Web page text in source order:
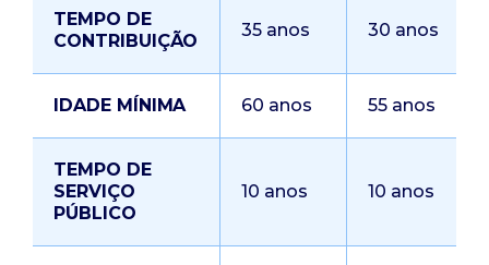
TEMPO DE
CONTRIBUIÇÃO
35 anos 30 anos
IDADE MÍNIMA 60 anos 55 anos
TEMPO DE
SERVIÇO
PÚBLICO
10 anos 10 anos